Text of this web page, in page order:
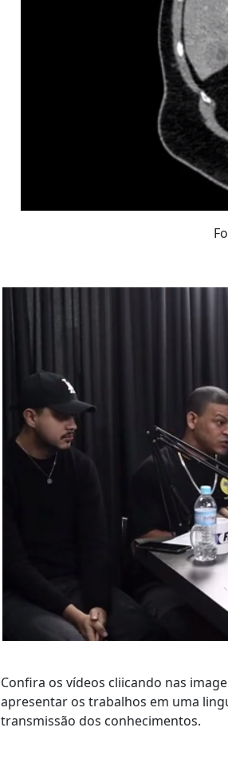
Confira os vídeos cliicando nas
apresentar os trabalhos em uma
transmissão dos conhecimentos.